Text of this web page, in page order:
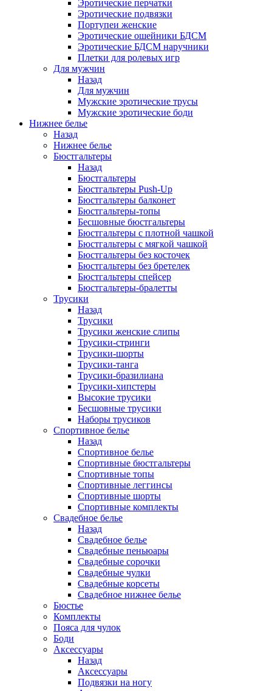
Эротические перчатки
Эротические подвязки
Портупеи женские
Эротические ошейники БДСМ
Эротические БДСМ наручники
Плетки для ролевых игр
Для мужчин
Назад
Для мужчин
Мужские эротические трусы
Мужские эротические боди
Нижнее белье
Назад
Нижнее белье
Бюстгальтеры
Назад
Бюстгальтеры
Бюстгальтеры Push-Up
Бюстгальтеры балконет
Бюстгальтеры-топы
Бесшовные бюстгальтеры
Бюстгальтеры с плотной чашкой
Бюстгальтеры с мягкой чашкой
Бюстгальтеры без косточек
Бюстгальтеры без бретелек
Бюстгальтеры спейсер
Бюстгальтеры-бралетты
Трусики
Назад
Трусики
Трусики женские слипы
Трусики-стринги
Трусики-шорты
Трусики-танга
Трусики-бразилиана
Трусики-хипстеры
Высокие трусики
Бесшовные трусики
Наборы трусиков
Спортивное белье
Назад
Спортивное белье
Спортивные бюстгальтеры
Спортивные топы
Спортивные леггинсы
Спортивные шорты
Спортивные комплекты
Свадебное белье
Назад
Свадебное белье
Свадебные пеньюары
Свадебные сорочки
Свадебные чулки
Свадебные корсеты
Свадебное нижнее белье
Бюстье
Комплекты
Пояса для чулок
Боди
Аксессуары
Назад
Аксессуары
Подвязки на ногу